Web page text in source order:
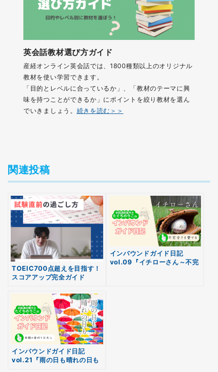
英会話教材選び方ガイド
産経オンライン英会話では、1800種類以上のオリジナル
教材を使い学習できます。
「目的とレベルに合っているか」、「教材のテーマに興
味を持つことができるか」にポイントを絞り教材を選ん
でいきましょう。 続きを読む＞＞
関連投稿
TOEIC700点超えを目指す！
スコアアップ完全ガイド
インバウンドガイド日記
vol.09『イチローさん～不完
インバウンドガイド日記
vol.21『雨の日も晴れの日も